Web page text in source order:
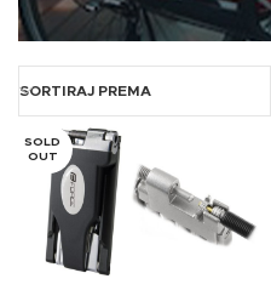
SORTIRAJ PREMA
SOLD
OUT